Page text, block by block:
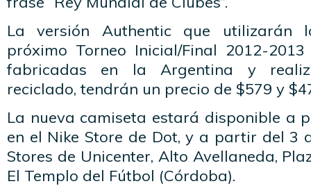
La versión Authentic que utilizarán
próximo Torneo Inicial/Final 2012-
fabricadas en la Argentina y
reciclado, tendrán un precio de $579 y
La nueva camiseta estará disponible a
en el Nike Store de Dot, y a partir del 3
Stores de Unicenter, Alto Avellaneda,
El Templo del Fútbol (Córdoba).